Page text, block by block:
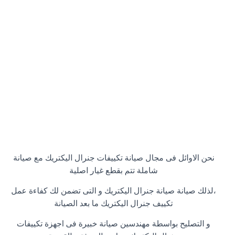
نحن الاوائل فى مجال صيانة تكييفات جنرال اليكتريك مع صيانة
شاملة تتم بقطع غيار اصلية
،لذلك صيانة صيانة جنرال اليكتريك و التى تضمن لك كفاءة عمل
تكييف جنرال اليكتريك ما بعد الصيانة
و التصليح بواسطة مهندسين صيانة خبيرة فى اجهزة تكييفات